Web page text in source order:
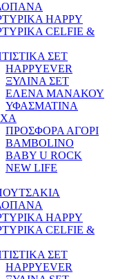
HAPPY
CELFIE &
ΣΕΤ
HAPPYEVER
ΞΥΛΙΝΑ ΣΕΤ
ΕΛΕΝΑ ΜΑΝΑΚΟΥ
ΥΦΑΣΜΑΤΙΝΑ
ΠΡΟΣΦΟΡΑ ΑΓΟΡΙ
BAMBOLINO
BABY U ROCK
NEW LIFE
HAPPY
CELFIE &
ΣΕΤ
HAPPYEVER